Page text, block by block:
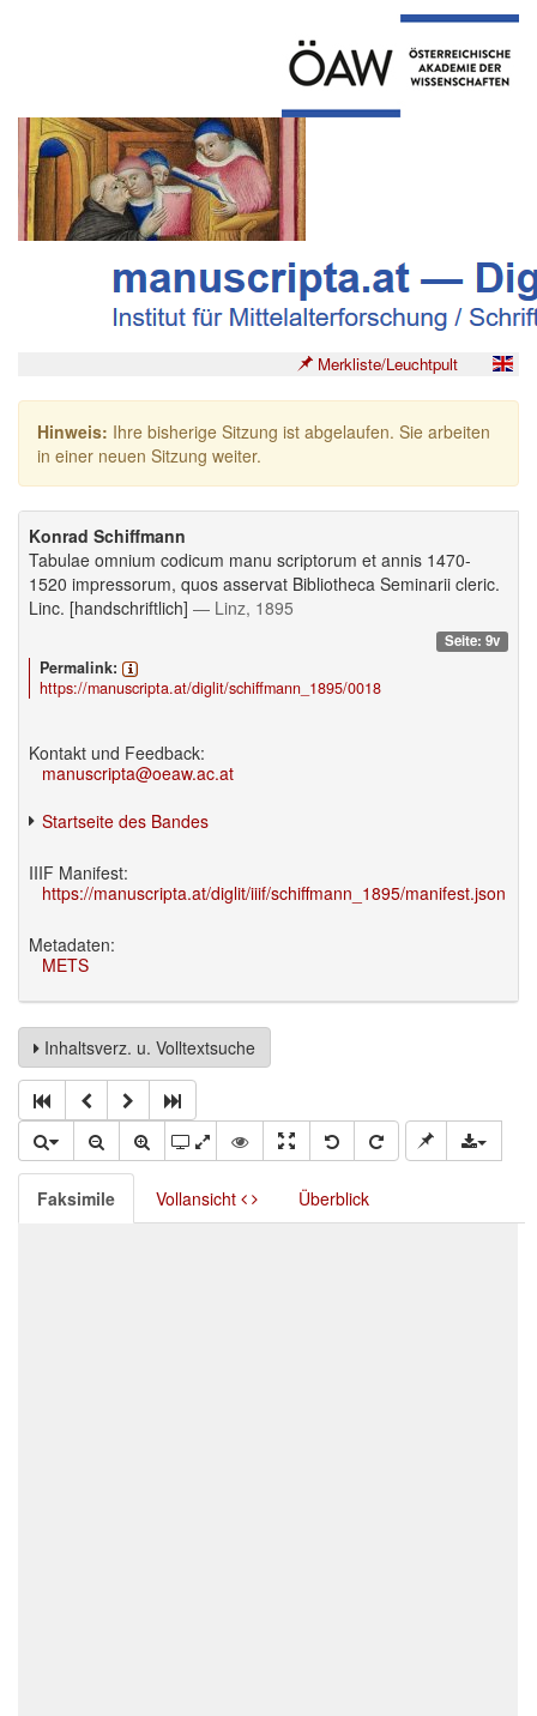
Merkliste/Leuchtpult
Hinweis: Ihre bisherige Sitzung ist abgelaufen. Sie arbeiten
in einer neuen Sitzung weiter.
Konrad Schiffmann
Tabulae omnium codicum manu scriptorum et annis 1470-
1520 impressorum, quos asservat Bibliotheca Seminarii cleric.
Linc. [handschriftlich] — Linz, 1895
Seite: 9v
Permalink:
https://manuscripta.at/diglit/schiffmann_1895/0018
Kontakt und Feedback:
manuscripta@oeaw.ac.at
Startseite des Bandes
IIIF Manifest:
https://manuscripta.at/diglit/iiif/schiffmann_1895/manifest.json
Metadaten:
METS
Inhaltsverz. u. Volltextsuche
Faksimile Vollansicht Überblick